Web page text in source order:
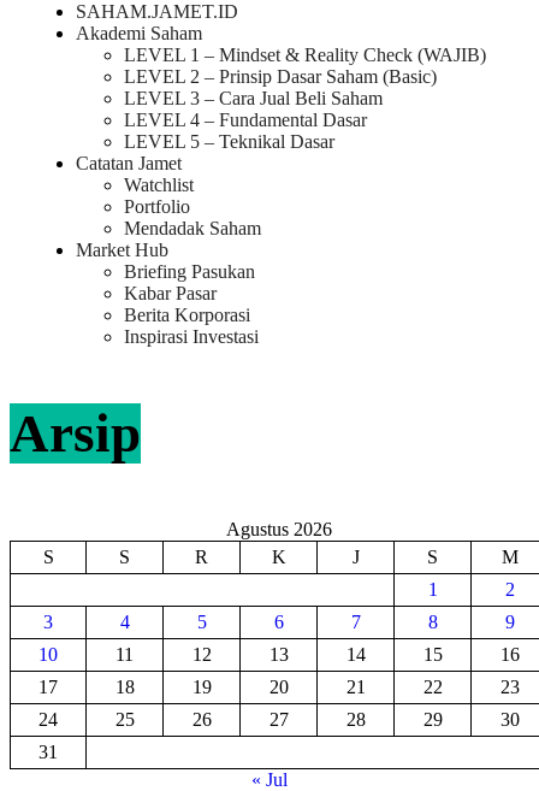
SAHAM.JAMET.ID
Akademi Saham
LEVEL 1 – Mindset & Reality Check (WAJIB)
LEVEL 2 – Prinsip Dasar Saham (Basic)
LEVEL 3 – Cara Jual Beli Saham
LEVEL 4 – Fundamental Dasar
LEVEL 5 – Teknikal Dasar
Catatan Jamet
Watchlist
Portfolio
Mendadak Saham
Market Hub
Briefing Pasukan
Kabar Pasar
Berita Korporasi
Inspirasi Investasi
Arsip
Agustus 2026
S
S R K J S
M
1
2
3
4 5 6 7 8
9
10
11 12 13 14 15
16
17
18 19 20 21 22
23
24
25 26 27 28 29
30
31
« Jul